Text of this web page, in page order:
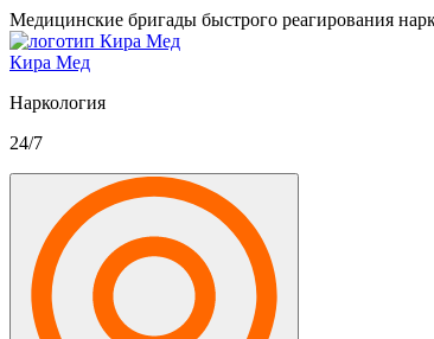
Медицинские бригады быстрого реагирования
Кира Мед
Наркология
24/7